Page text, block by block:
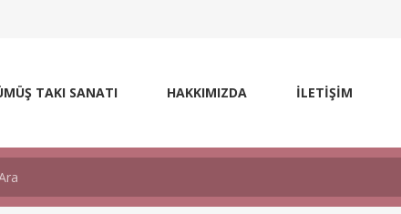
TAKI SANATI HAKKIMIZDA İLETİŞİM